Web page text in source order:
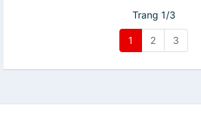
Trang 1/3
1 2 3